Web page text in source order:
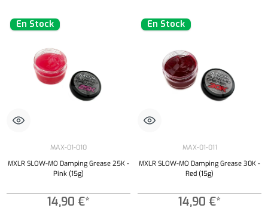
En Stock
MAX-01-010
MXLR SLOW-MO Damping Grease 25K -
Pink (15g)
14,90 €*
En Stock
MAX-01-011
MXLR SLOW-MO Damping Grease 30K -
Red (15g)
14,90 €*